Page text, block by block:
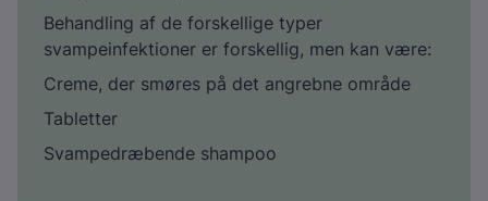
Behandling af de forskellige typer
svampeinfektioner er forskellig, men kan være:
Creme, der smøres på det angrebne område
Tabletter
Svampedræbende shampoo